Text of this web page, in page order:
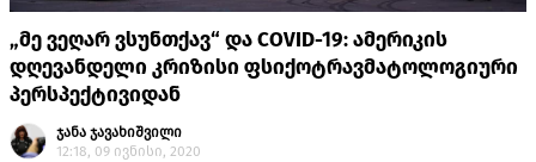
„მე ვეღარ ვსუნთქავ“ და COVID-19: ამერიკის
დღევანდელი კრიზისი ფსიქოტრავმატოლოგიური
პერსპექტივიდან
ჯანა ჯავახიშვილი
12:18, 09 ივნისი, 2020